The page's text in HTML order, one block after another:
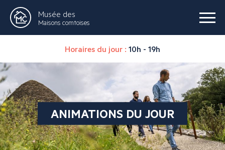
Musée des
Maisons comtoises
Horaires du jour : 10h - 19h
ANIMATIONS DU JOUR